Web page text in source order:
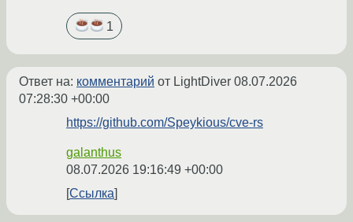
1
Ответ на: комментарий от LightDiver 08.07.2026
07:28:30 +00:00
https://github.com/Speykious/cve-rs
galanthus
08.07.2026 19:16:49 +00:00
Ссылка